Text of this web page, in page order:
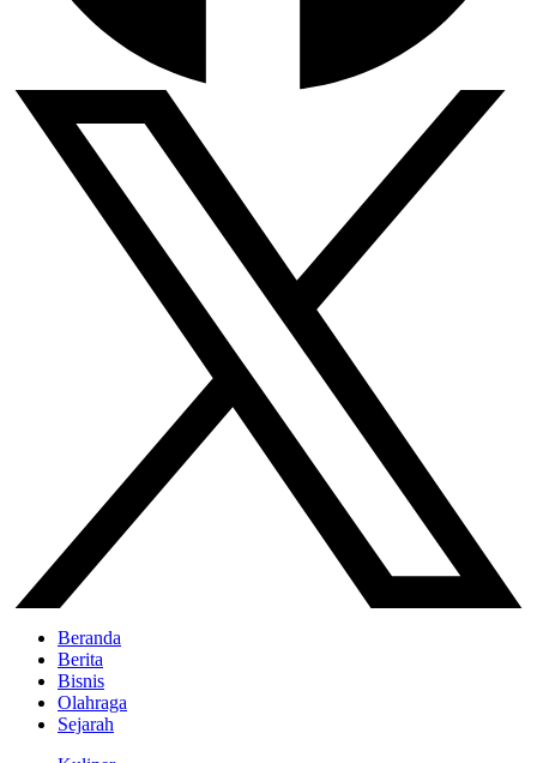
Beranda
Berita
Bisnis
Olahraga
Sejarah